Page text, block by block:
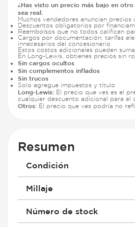
¿Has visto un precio más bajo en
sea real.
Muchos vendedores anuncian precios
Descuentos obligatorios por
Reembolsos que no todos califican
Cargos por documentación, tarifas
innecesarios del concesionario
Estos costos adicionales pueden
En Long-Lewis, obtienes precios sin
Sin cargos ocultos
Sin complementos inflados
Sin trucos
Solo agregue impuestos y título
Long-Lewis: El precio que ves es el
cualquier descuento adicional para el
Otros: El precio que ves podría no
Resumen
Condición
Millaje
Número de stock